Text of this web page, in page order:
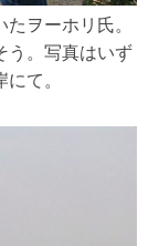
ヲーホリ氏。
う。写真はいず
て。